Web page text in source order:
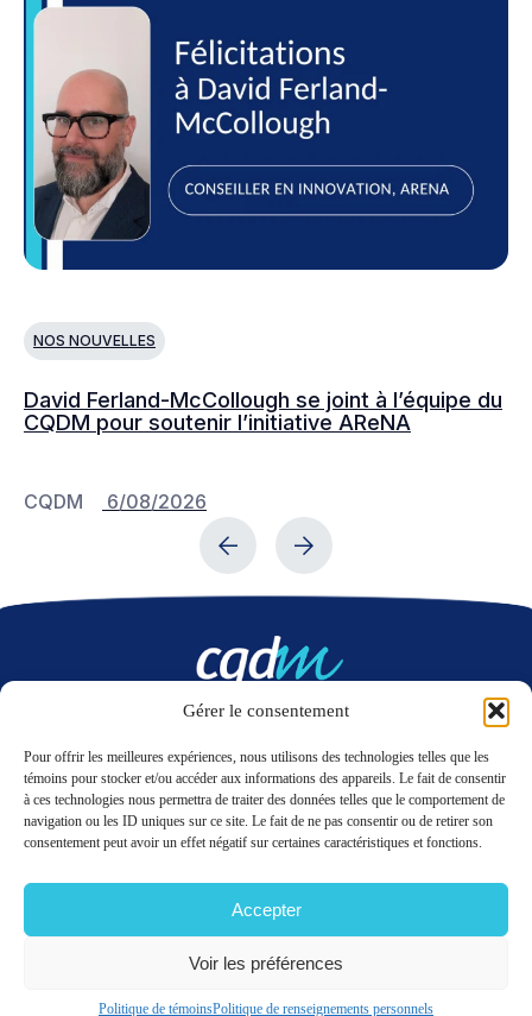
Gérer le consentement
Pour offrir les meilleures expériences, nous utilisons des technologies telles que les
témoins pour stocker et/ou accéder aux informations des appareils. Le fait de consentir
à ces technologies nous permettra de traiter des données telles que le comportement de
navigation ou les ID uniques sur ce site. Le fait de ne pas consentir ou de retirer son
consentement peut avoir un effet négatif sur certaines caractéristiques et fonctions.
Accepter
Voir les préférences
Politique de témoinsPolitique de renseignements personnels
NOS NOUVELLES
David Ferland-McCollough se joint à l’équipe du
CQDM pour soutenir l’initiative AReNA
CQDM 6/08/2026
LinkedIn Twitter
© 2026 CQDM.TOUS DROITS RÉSERVÉS.
CONDITIONS D’UTILISATION
POLITIQUE DE RENSEIGNEMENTS PERSONNELS
GÉRER MES COOKIES